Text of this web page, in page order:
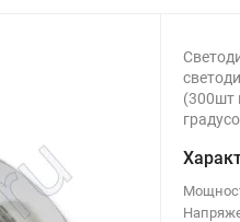
(300шт